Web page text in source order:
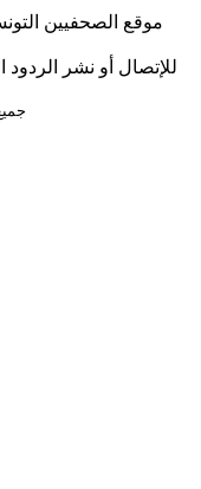
موقع الصحفيين